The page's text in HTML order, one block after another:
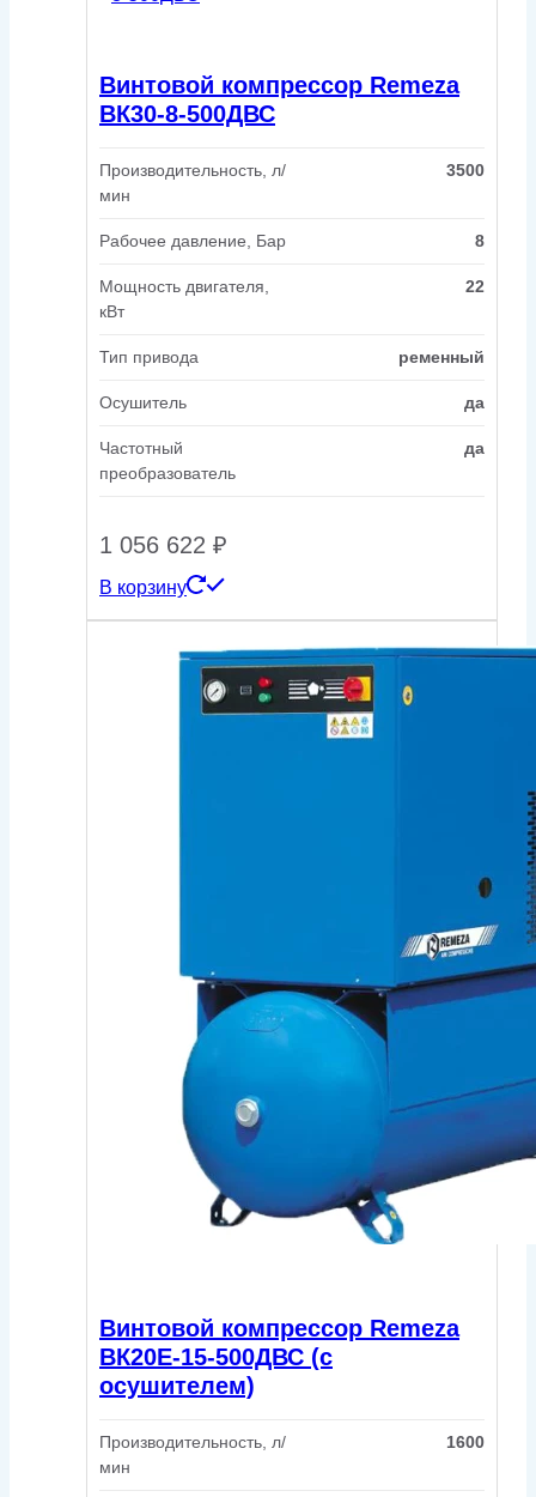
Винтовой компрессор Remeza
ВК30-8-500ДВС
Производительность, л/
мин
3500
Рабочее давление, Бар 8
Мощность двигателя,
кВт
22
Тип привода ременный
Осушитель да
Частотный
преобразователь
да
1 056 622 ₽
В корзину
Винтовой компрессор Remeza
ВК20Е-15-500ДВС (с
осушителем)
Производительность, л/
мин
1600